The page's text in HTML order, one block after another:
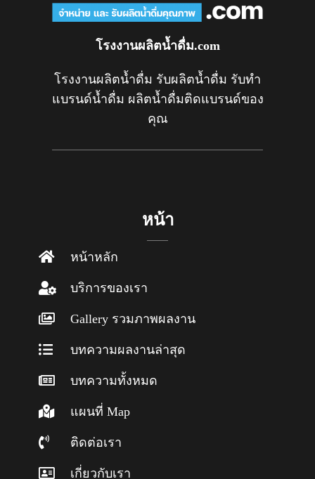
โรงงานผลิตน้ำดื่ม.com
โรงงานผลิตน้ำดื่ม รับผลิตน้ำดื่ม รับทำ
แบรนด์น้ำดื่ม ผลิตน้ำดื่มติดแบรนด์ของ
คุณ
หน้า
หน้าหลัก
บริการของเรา
Gallery รวมภาพผลงาน
บทความผลงานล่าสุด
บทความทั้งหมด
แผนที่ Map
ติดต่อเรา
เกี่ยวกับเรา